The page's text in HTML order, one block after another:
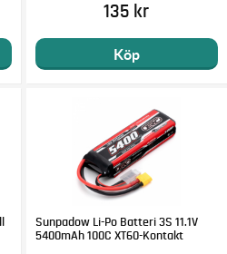
135 kr
Köp
Sunpadow Li-Po Batteri 3S 11.1V
5400mAh 100C XT60-Kontakt